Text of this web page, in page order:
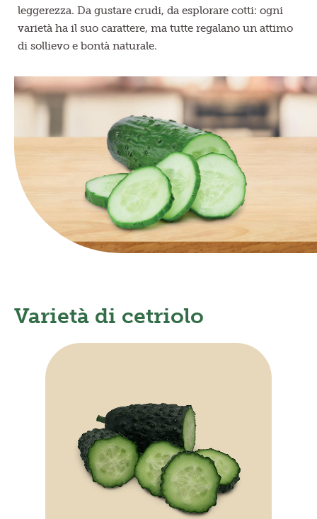
La Tracciabilità
Piatti pronti vegetali
Frutta in pezzi
Linea BIO
Prodotti freschi
leggerezza. Da gustare crudi, da esplorare cotti: ogni
varietà ha il suo carattere, ma tutte regalano un attimo
di sollievo e bontà naturale.
Varietà di cetriolo